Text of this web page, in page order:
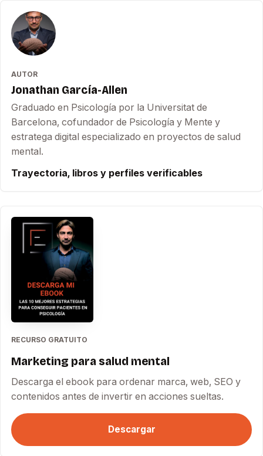
AUTOR
Jonathan García-Allen
Graduado en Psicología por la Universitat de
Barcelona, cofundador de Psicología y Mente y
estratega digital especializado en proyectos de salud
mental.
Trayectoria, libros y perfiles verificables
RECURSO GRATUITO
Marketing para salud mental
Descarga el ebook para ordenar marca, web, SEO y
contenidos antes de invertir en acciones sueltas.
Descargar